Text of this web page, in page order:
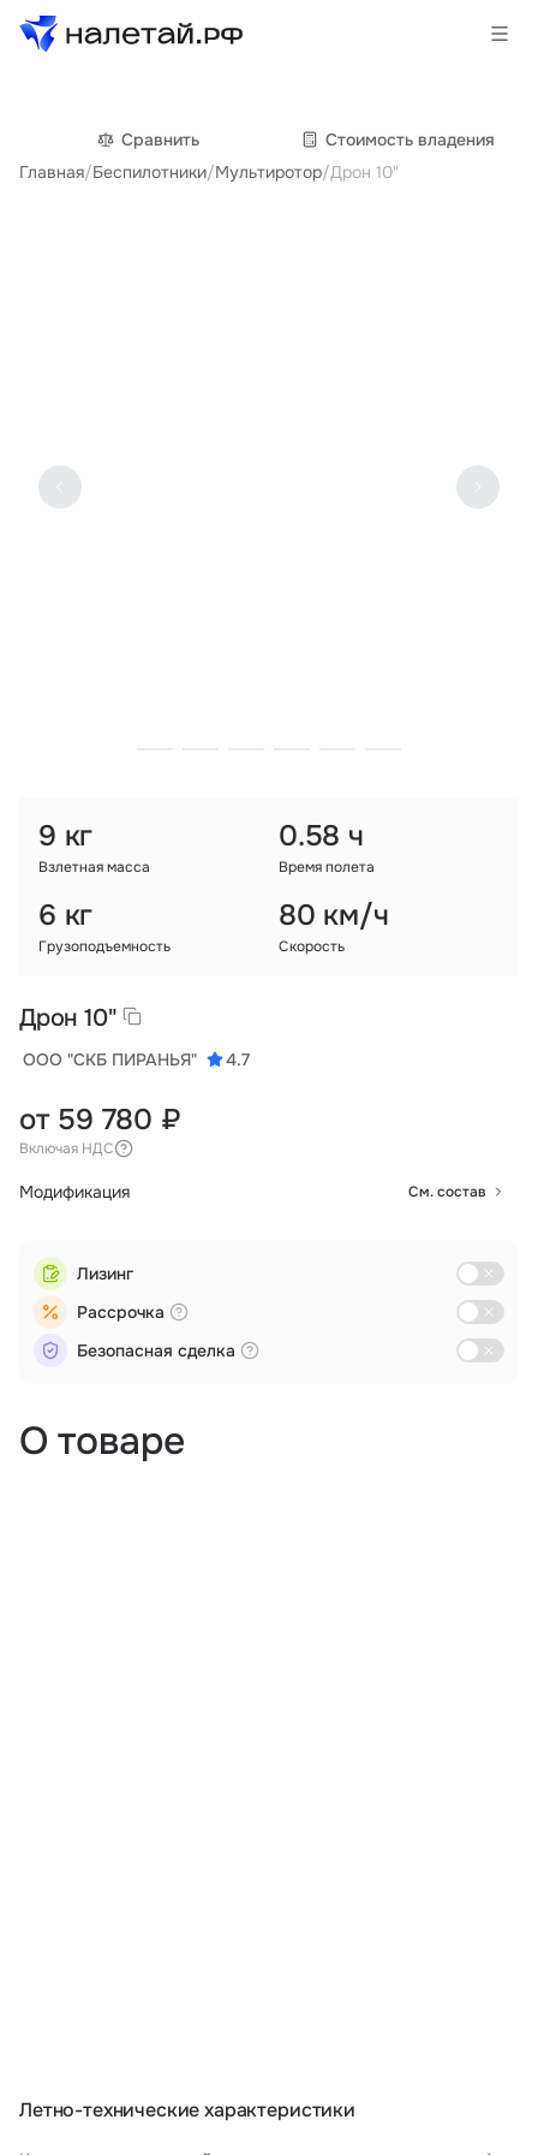
Товары
Услуги
Государственные программы
Партнеры
Сравнить
Cтоимость владения
Главная/Беспилотники/Мультиротор/Дрон 10"
9 кг
Взлетная масса
0.58 ч
Время полета
6 кг
Грузоподъемность
80 км/ч
Скорость
О товаре
Летно-технические характеристики
Дрон 10"
ООО "СКБ ПИРАНЬЯ" 4.7
от 59 780 ₽
Включая НДС
Модификация См. состав
Лизинг
Рассрочка
Безопасная сделка